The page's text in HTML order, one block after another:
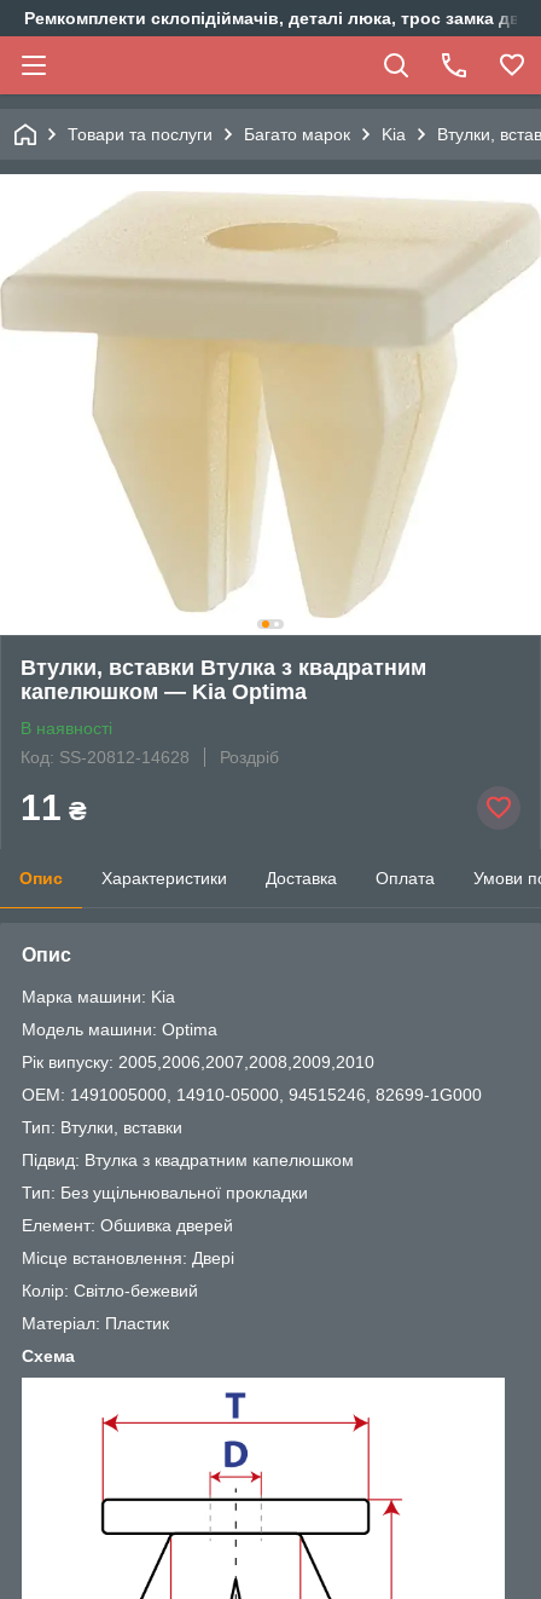
Ремкомплекти склопідіймачів, деталі люка, трос замка
Товари та послуги Багато марок Kia Втулки,
Втулки, вставки Втулка з квадратним
капелюшком — Kia Optima
В наявності
Код: SS-20812-14628
Роздріб
11 ₴
Опис Характеристики Доставка Оплата Умови
Опис
Марка машини: Kia
Модель машини: Optima
Рік випуску: 2005,2006,2007,2008,2009,2010
OEM: 1491005000, 14910-05000, 94515246, 82699-1G000
Тип: Втулки, вставки
Підвид: Втулка з квадратним капелюшком
Тип: Без ущільнювальної прокладки
Елемент: Обшивка дверей
Місце встановлення: Двері
Колір: Світло-бежевий
Матеріал: Пластик
Схема